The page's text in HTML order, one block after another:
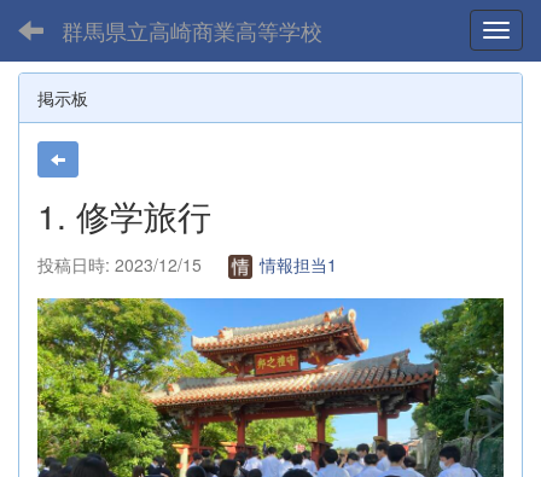
群馬県立高崎商業高等学校
掲示板
1. 修学旅行
投稿日時: 2023/12/15 情報担当1